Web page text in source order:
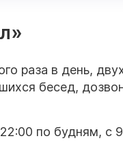
раза в день,
бесед,
по будням, с